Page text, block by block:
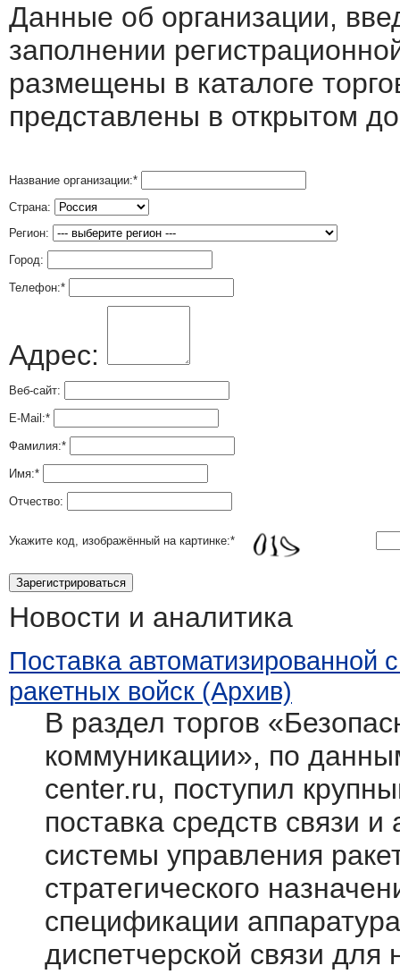
Данные об организации,
заполнении
размещены в каталоге
представлены в открытом
Название организации:*
Страна:
Регион:
Город:
Телефон:*
Адрес:
Веб-сайт:
E-Mail:*
Фамилия:*
Имя:*
Отчество:
Укажите код, изображённый на картинке:*
Новости и аналитика
Поставка автоматизированной
ракетных войск (Архив)
В раздел торгов
коммуникации», по
center.ru, поступил
поставка средств связи
системы управления
стратегического
спецификации
диспетчерской связи